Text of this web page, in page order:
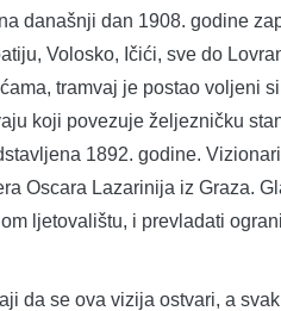
današnji dan 1908. godine
Volosko, Ičići, sve do
tramvaj je postao voljeni
koji povezuje željezničku
1892. godine.
Oscara Lazarinija iz Graza.
ljetovalištu, i prevladati
da se ova vizija ostvari, a